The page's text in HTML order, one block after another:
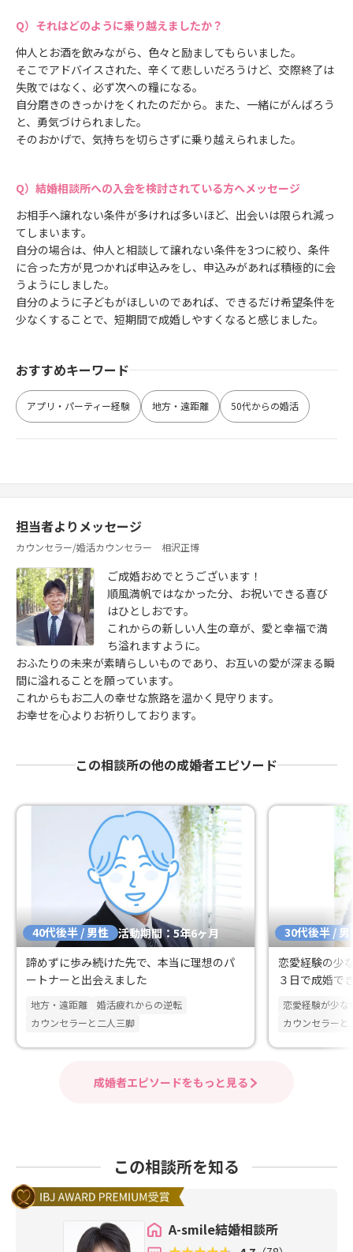
それはどのように乗り越えましたか？
仲人とお酒を飲みながら、色々と励ましてもらいました。
そこでアドバイスされた、辛くて悲しいだろうけど、交際終了は
失敗ではなく、必ず次への糧になる。
自分磨きのきっかけをくれたのだから。また、一緒にがんばろう
と、勇気づけられました。
そのおかげで、気持ちを切らさずに乗り越えられました。
結婚相談所への入会を検討されている方へメッセージ
お相手へ譲れない条件が多ければ多いほど、出会いは限られ減っ
てしまいます。
自分の場合は、仲人と相談して譲れない条件を3つに絞り、条件
に合った方が見つかれば申込みをし、申込みがあれば積極的に会
うようにしました。
自分のように子どもがほしいのであれば、できるだけ希望条件を
少なくすることで、短期間で成婚しやすくなると感じました。
おすすめキーワード
アプリ・パーティー経験 地方・遠距離 50代からの婚活
担当者よりメッセージ
カウンセラー/婚活カウンセラー 相沢正博
ご成婚おめでとうございます！
順風満帆ではなかった分、お祝いできる喜び
はひとしおです。
これからの新しい人生の章が、愛と幸福で満
ち溢れますように。
おふたりの未来が素晴らしいものであり、お互いの愛が深まる瞬
間に溢れることを願っています。
これからもお二人の幸せな旅路を温かく見守ります。
お幸せを心よりお祈りしております。
この相談所の他の成婚者エピソード
40代後半 / 男性 活動期間：5年6ヶ月
諦めずに歩み続けた先で、本当に理想のパ
ートナーと出会えました
地方・遠距離
婚活疲れからの逆転
カウンセラーと二人三脚
30代後半 / 男
恋愛経験の少
３日で成婚で
恋愛経験が少な
カウンセラーと
成婚者エピソードをもっと見る
この相談所を知る
A-smile結婚相談所